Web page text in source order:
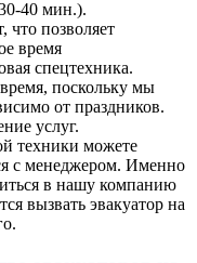
40 мин.).
позволяет
время
спецтехника.
поскольку мы
от праздников.
услуг.
техники можете
с менеджером. Именно
в нашу компанию
вызвать эвакуатор на